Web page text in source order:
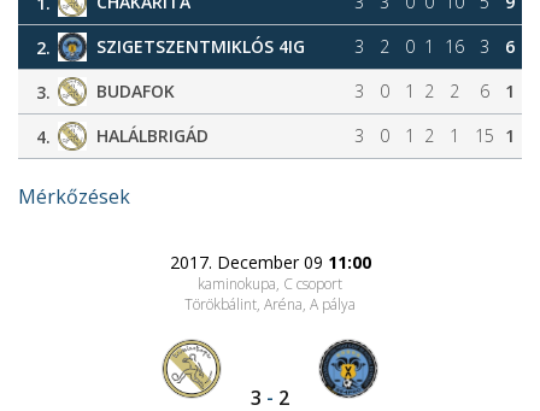
2.
SZIGETSZENTMIKLÓS 4IG 3 2 0 1 16 3
6
3.
BUDAFOK 3 0 1 2 2 6
1
4.
HALÁLBRIGÁD 3 0 1 2 1 15 1
Mérkőzések
2017. December 09 11:00
kaminokupa, C csoport
Törökbálint, Aréna, A pálya
3 - 2